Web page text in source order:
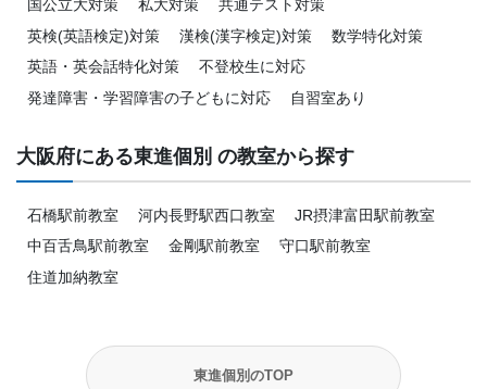
国公立大対策
私大対策
共通テスト対策
英検(英語検定)対策
漢検(漢字検定)対策
数学特化対策
英語・英会話特化対策
不登校生に対応
発達障害・学習障害の子どもに対応
自習室あり
大阪府にある東進個別 の教室から探す
石橋駅前教室 河内長野駅西口教室
JR摂津富田駅前教室
中百舌鳥駅前教室
金剛駅前教室
守口駅前教室
住道加納教室
東進個別のTOP